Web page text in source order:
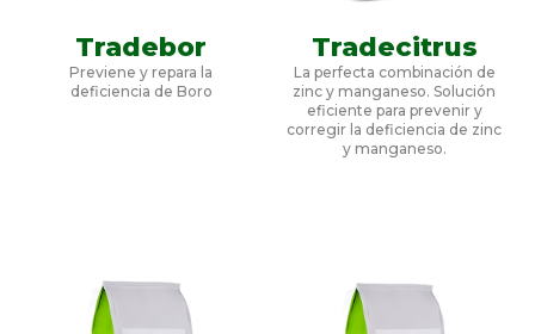
Tradebor
Previene y repara la
deficiencia de Boro
Tradecitrus
La perfecta combinación de
zinc y manganeso. Solución
eficiente para prevenir y
corregir la deficiencia de zinc
y manganeso.